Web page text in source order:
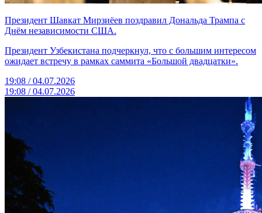
Президент Шавкат Мирзиёев поздравил Дональда Трампа с
Днём независимости США.
Президент Узбекистана подчеркнул, что с большим интересом
ожидает встречу в рамках саммита «Большой двадцатки».
19:08 / 04.07.2026
19:08 / 04.07.2026